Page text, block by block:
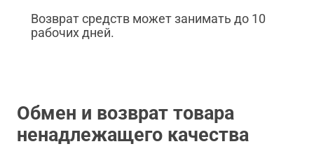
Возврат средств может занимать до 10
рабочих дней.
Обмен и возврат товара
ненадлежащего качества